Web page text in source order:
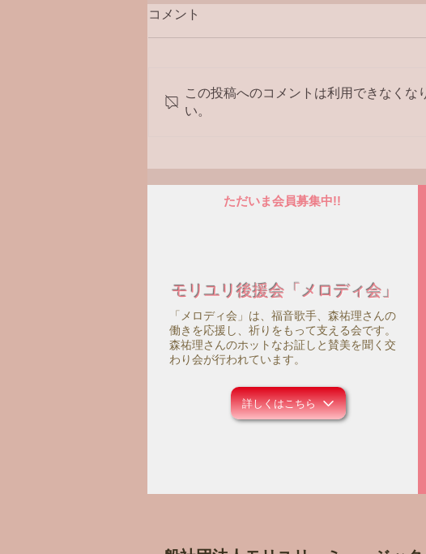
コメント
この投稿へのコメントは利用できなくな
い。
ただいま会員募集中!!
モリユリ後援会「メロディ会」
「メロディ会」は、福音歌手、森祐理さんの
働きを応援し、祈りをもって支える会です。
森祐理さんのホットなお証しと賛美を聞く交
わり会が行われています。
詳しくはこちら